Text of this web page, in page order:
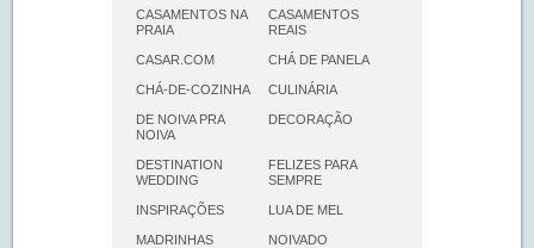
CASAMENTOS NA
PRAIA
CASAMENTOS
REAIS
CASAR.COM CHÁ DE PANELA
CHÁ-DE-COZINHA CULINÁRIA
DE NOIVA PRA
NOIVA
DECORAÇÃO
DESTINATION
WEDDING
FELIZES PARA
SEMPRE
INSPIRAÇÕES LUA DE MEL
MADRINHAS NOIVADO